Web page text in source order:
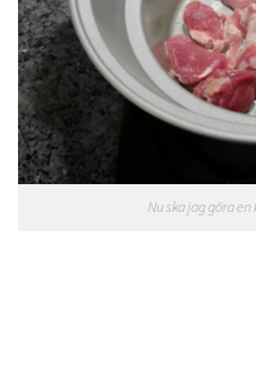
Nu ska jag göra